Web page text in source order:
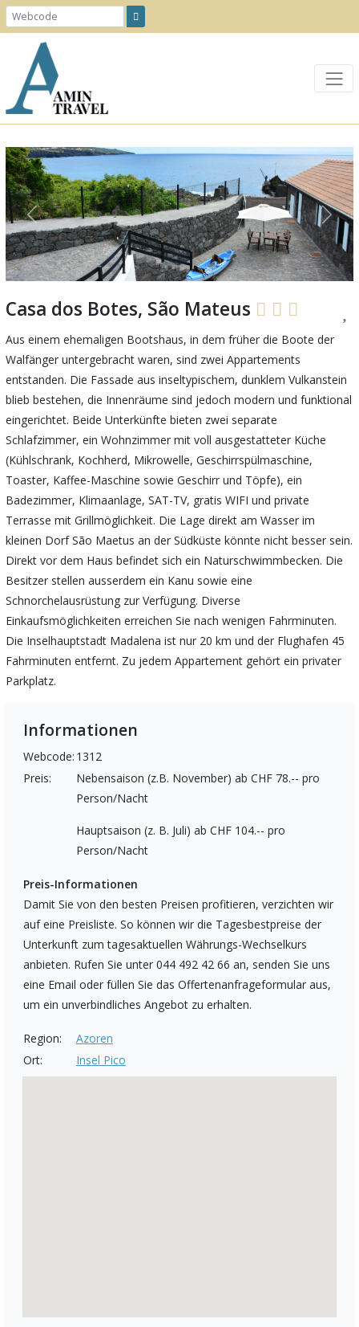
Previous Next
Casa dos Botes, São Mateus
Aus einem ehemaligen Bootshaus, in dem früher die Boote der
Walfänger untergebracht waren, sind zwei Appartements
entstanden. Die Fassade aus inseltypischem, dunklem Vulkanstein
blieb bestehen, die Innenräume sind jedoch modern und funktional
eingerichtet. Beide Unterkünfte bieten zwei separate
Schlafzimmer, ein Wohnzimmer mit voll ausgestatteter Küche
(Kühlschrank, Kochherd, Mikrowelle, Geschirrspülmaschine,
Toaster, Kaffee-Maschine sowie Geschirr und Töpfe), ein
Badezimmer, Klimaanlage, SAT-TV, gratis WIFI und private
Terrasse mit Grillmöglichkeit. Die Lage direkt am Wasser im
kleinen Dorf São Maetus an der Südküste könnte nicht besser sein.
Direkt vor dem Haus befindet sich ein Naturschwimmbecken. Die
Besitzer stellen ausserdem ein Kanu sowie eine
Schnorchelausrüstung zur Verfügung. Diverse
Einkaufsmöglichkeiten erreichen Sie nach wenigen Fahrminuten.
Die Inselhauptstadt Madalena ist nur 20 km und der Flughafen 45
Fahrminuten entfernt. Zu jedem Appartement gehört ein privater
Parkplatz.
Informationen
Webcode: 1312
Preis:
Nebensaison (z.B. November) ab CHF 78.-- pro
Person/Nacht
Hauptsaison (z. B. Juli) ab CHF 104.-- pro
Person/Nacht
Preis-Informationen
Damit Sie von den besten Preisen profitieren, verzichten wir
auf eine Preisliste. So können wir die Tagesbestpreise der
Unterkunft zum tagesaktuellen Währungs-Wechselkurs
anbieten. Rufen Sie unter 044 492 42 66 an, senden Sie uns
eine Email oder füllen Sie das Offertenanfrageformular aus,
um ein unverbindliches Angebot zu erhalten.
Region:
Azoren
Ort:
Insel Pico